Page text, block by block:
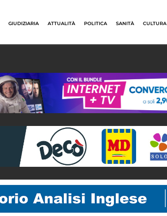
GIUDIZIARIA ATTUALITÀ POLITICA SANITÀ CULTURA